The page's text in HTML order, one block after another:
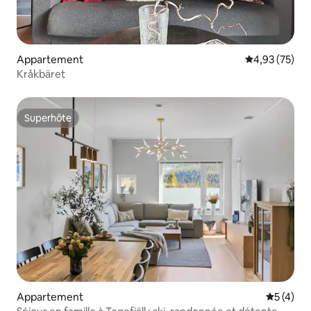
Appartement Évaluation
4,93 (75)
Kråkbäret
Superhôte
Superhôte
Appartement
5 (4)